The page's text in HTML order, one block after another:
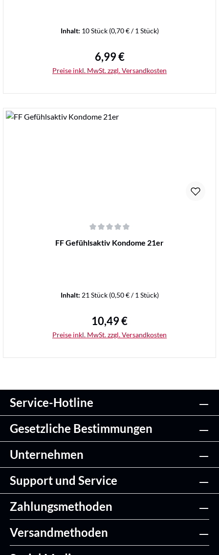
Inhalt: 10 Stück (0,70 € / 1 Stück)
Regulärer Preis:
6,99 €
Preise inkl. MwSt. zzgl. Versandkosten
Durchschnittliche Bewertung von 0 von 5 Sternen
FF Gefühlsaktiv Kondome 21er
Inhalt: 21 Stück (0,50 € / 1 Stück)
Regulärer Preis:
10,49 €
Preise inkl. MwSt. zzgl. Versandkosten
Service-Hotline
Gesetzliche Bestimmungen
Unternehmen
Support und Service
Zahlungsmethoden
Versandmethoden